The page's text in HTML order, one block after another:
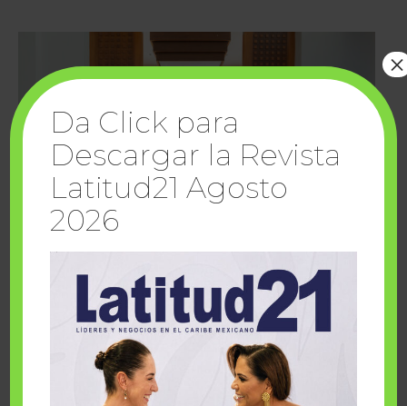
Cuando la solidaridad inspira; cumplen
sueños Fairmont Mayakoba y Make-A-Wish
Da Click para
Descargar la Revista
Latitud21 Agosto
2026
×